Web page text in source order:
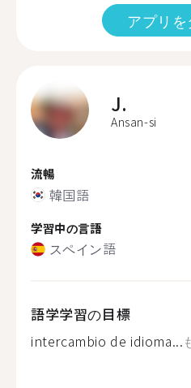
アプリ
J.
Ansan-si
流暢
韓国語
学習中の言語
スペイン語
語学学習の目標
intercambio de idioma...